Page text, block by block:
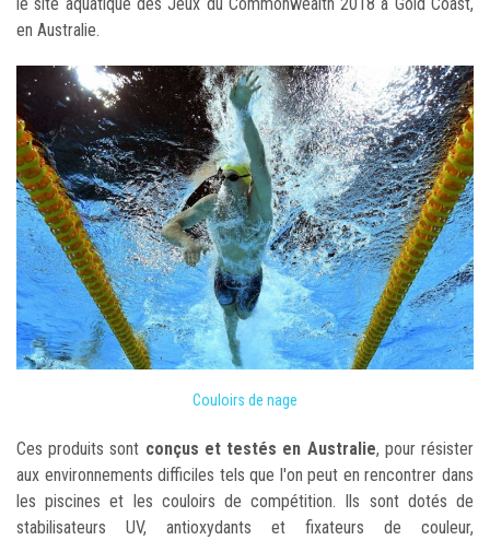
en Australie.
Couloirs de nage
Ces produits sont conçus et testés en Australie, pour résister
aux environnements difficiles tels que l'on peut en rencontrer dans
les piscines et les couloirs de compétition. Ils sont dotés de
stabilisateurs UV, antioxydants et fixateurs de couleur,